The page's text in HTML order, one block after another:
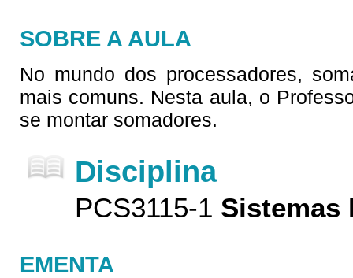
SOBRE A AULA
No mundo dos processadores,
mais comuns. Nesta aula, o
se montar somadores.
Disciplina
PCS3115-1 Sistemas
EMENTA